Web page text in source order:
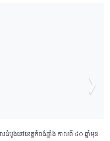
បូងនៅខេត្តកំពង់ឆ្នាំង កាលពី ៤០ ឆ្នាំមុន